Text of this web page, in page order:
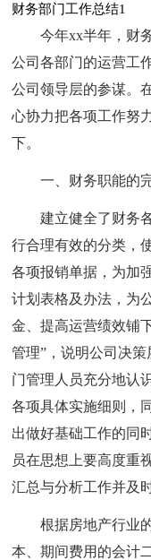
财务部门工作总结1
今年xx半年，财
公司各部门的运营工
公司领导层的参谋。
心协力把各项工作努
下。
一、财务职能的
建立健全了财务
行合理有效的分类，
各项报销单据，为加
计划表格及办法，为
金、提高运营绩效铺
管理”，说明公司决
门管理人员充分地认
各项具体实施细则，
出做好基础工作的同
员在思想上要高度重
汇总与分析工作并及
根据房地产行业
本、期间费用的会计